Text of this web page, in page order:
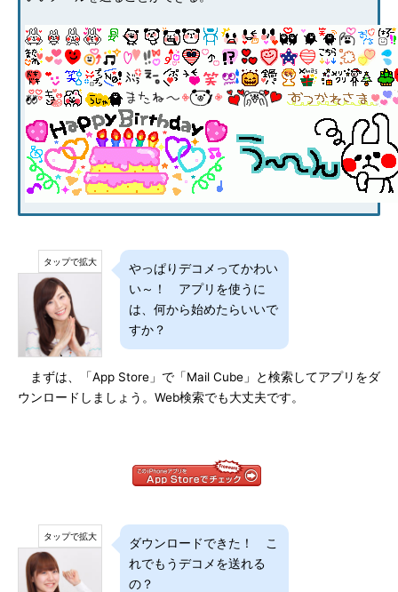
やっぱりデコメってかわい
い～！ アプリを使うに
は、何から始めたらいいで
すか？
まずは、「App Store」で「Mail Cube」と検索してアプリをダ
ウンロードしましょう。Web検索でも大丈夫です。
ダウンロードできた！ こ
れでもうデコメを送れる
の？